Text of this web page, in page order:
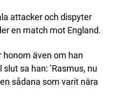
attacker och dispyter
en match mot England.
även om han
sa han: ’Rasmus, nu
sådana som varit nära